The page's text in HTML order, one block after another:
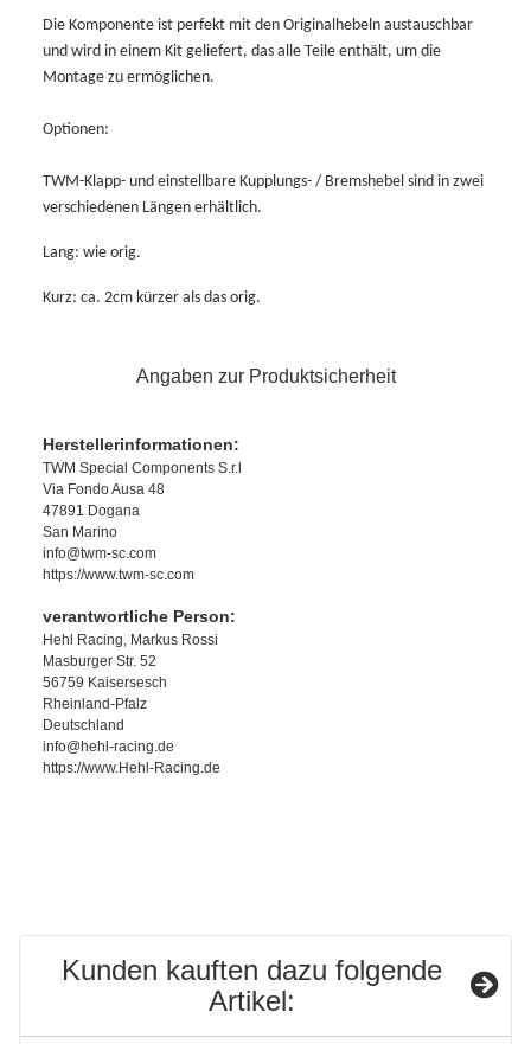
Die Komponente ist perfekt mit den Originalhebeln austauschbar
und wird in einem Kit geliefert, das alle Teile enthält, um die
Montage zu ermöglichen.
Optionen:
TWM-Klapp- und einstellbare Kupplungs- / Bremshebel sind in zwei
verschiedenen Längen erhältlich.
Lang: wie orig.
Kurz: ca. 2cm kürzer als das orig.
Angaben zur Produktsicherheit
Herstellerinformationen:
TWM Special Components S.r.l
Via Fondo Ausa 48
47891 Dogana
San Marino
info@twm-sc.com
https://www.twm-sc.com
verantwortliche Person:
Hehl Racing, Markus Rossi
Masburger Str. 52
56759 Kaisersesch
Rheinland-Pfalz
Deutschland
info@hehl-racing.de
https://www.Hehl-Racing.de
Kunden kauften dazu folgende
Artikel: